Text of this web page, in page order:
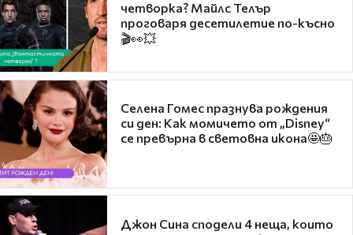
четворка? Майлс Телър
проговаря десетилетие по-късно
🎬👀💥
Селена Гомес празнува рождения
си ден: Как момичето от „Disney“
се превърна в световна икона🤩🎂
Джон Сина сподели 4 неща, които